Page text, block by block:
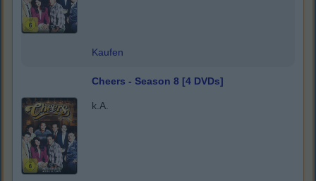
Kaufen
Cheers - Season 8 [4 DVDs]
k.A.